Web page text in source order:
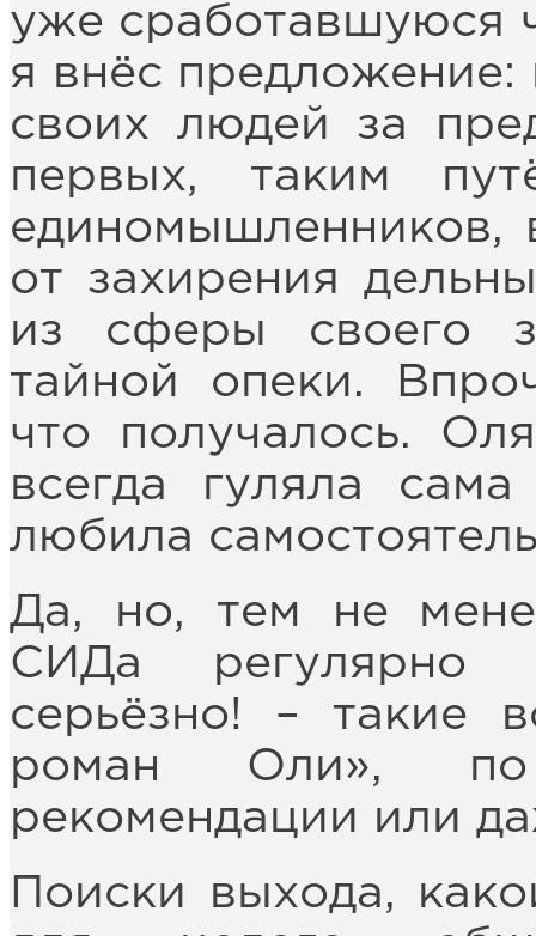
уже сработавшуюся
я внёс предложение:
своих людей за
первых, таким
единомышленников,
от захирения
из сферы своего
тайной опеки.
что получалось.
всегда гуляла
любила
Да, но, тем не
СИДа регулярно
серьёзно! – такие
роман Оли», по
рекомендации или
Поиски выхода,